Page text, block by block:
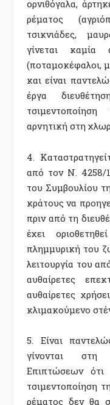
ορνιθόγαλα,
ρέματος
τσικνιάδες,
γίνεται καμία
(ποταμοκέφαλοι,
και είναι
έργα
αρνητική στη
4.
από τον Ν. 4258/
του Συμβουλίου
κράτους να
πριν από τη
έχει
πλημμυρική του
λειτουργία του
αυθαίρετες
αυθαίρετες
κλιμακούμενο
5. Είναι
γίνονται στη
Επιπτώσεων
τσιμεντοποίηση
ρέματος δεν θα